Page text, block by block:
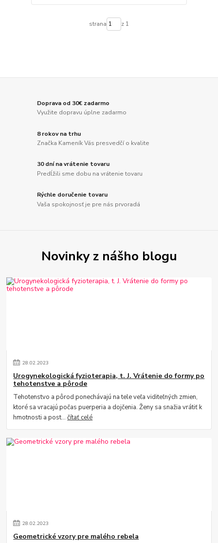
strana z 1
Doprava od 30€ zadarmo
Využite dopravu úplne zadarmo
8 rokov na trhu
Značka Kameník Vás presvedčí o kvalite
30 dní na vrátenie tovaru
Predĺžili sme dobu na vrátenie tovaru
Rýchle doručenie tovaru
Vaša spokojnosť je pre nás prvoradá
Novinky z nášho blogu
28.02.2023
Urogynekologická fyzioterapia, t. J. Vrátenie do formy po
tehotenstve a pôrode
Tehotenstvo a pôrod ponechávajú na tele veľa viditeľných zmien,
ktoré sa vracajú počas puerperia a dojčenia. Ženy sa snažia vrátiť k
hmotnosti a post...čítať celé
28.02.2023
Geometrické vzory pre malého rebela